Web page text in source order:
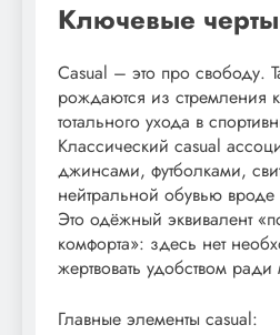
Ключевые черты
Casual – это про свободу.
рождаются из стремления
тотального ухода в
Классический casual
джинсами, футболками,
нейтральной обувью
Это одёжный эквивалент
комфорта»: здесь нет
жертвовать удобством
Главные элементы casual: